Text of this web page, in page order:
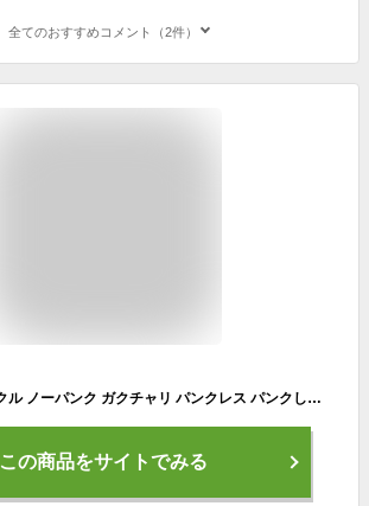
全てのおすすめコメント（2件）
自転車 シティサイクル ノーパンク ガクチャリ パンクレス パンクしない 空気入れ不要 防災 26インチ 27インチ ブラック ホワイト LEDオートライト 外装6段変速 100％完全組み立て 送料無料 不要自転車引き取ります
この商品をサイトでみる